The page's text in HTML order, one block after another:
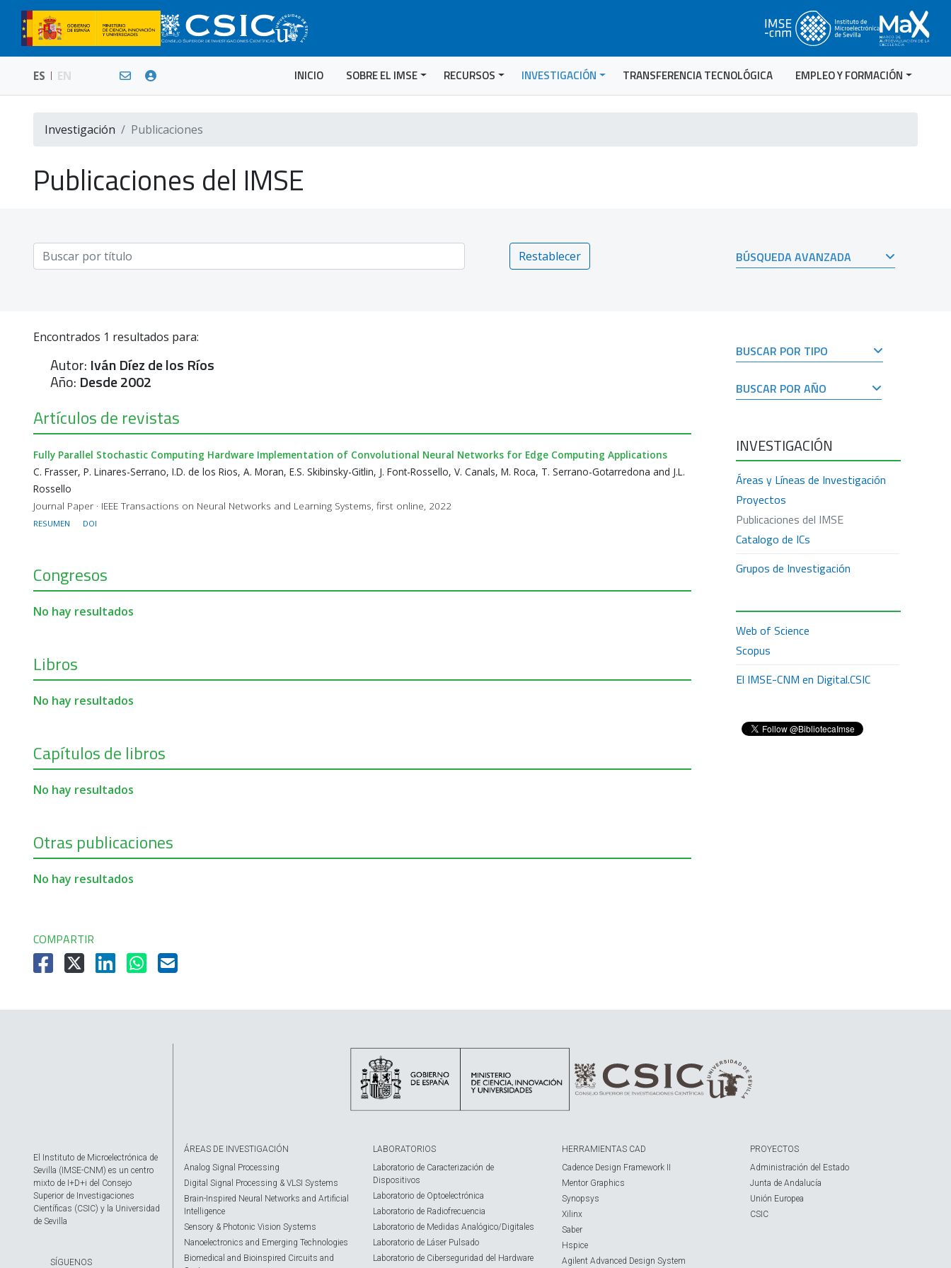
ES EN INICIO SOBRE EL IMSE RECURSOS INVESTIGACIÓN TRANSFERENCIA TECNOLÓGICA EMPLEO Y FORMACIÓN
Investigación Publicaciones
Publicaciones del IMSE
Restablecer BÚSQUEDA AVANZADA
Encontrados 1 resultados para:
Autor: Iván Díez de los Ríos
Año: Desde 2002
Artículos de revistas
Fully Parallel Stochastic Computing Hardware Implementation of Convolutional Neural Networks for Edge Computing Applications
C. Frasser, P. Linares-Serrano, I.D. de los Rios, A. Moran, E.S. Skibinsky-Gitlin, J. Font-Rossello, V. Canals, M. Roca, T. Serrano-Gotarredona and J.L.
Rossello
Journal Paper · IEEE Transactions on Neural Networks and Learning Systems, first online, 2022
RESUMEN DOI
Congresos
No hay resultados
Libros
No hay resultados
Capítulos de libros
No hay resultados
Otras publicaciones
No hay resultados
BUSCAR POR TIPO
BUSCAR POR AÑO
INVESTIGACIÓN
Áreas y Líneas de Investigación
Proyectos
Publicaciones del IMSE
Catalogo de ICs
Grupos de Investigación
Web of Science
Scopus
El IMSE-CNM en Digital.CSIC
COMPARTIR
El Instituto de Microelectrónica de
Sevilla (IMSE-CNM) es un centro
mixto de I+D+i del Consejo
Superior de Investigaciones
Científicas (CSIC) y la Universidad
de Sevilla
SÍGUENOS
ÁREAS DE INVESTIGACIÓN
Analog Signal Processing
Digital Signal Processing & VLSI Systems
Brain-Inspired Neural Networks and Artificial
Intelligence
Sensory & Photonic Vision Systems
Nanoelectronics and Emerging Technologies
Biomedical and Bioinspired Circuits and
LABORATORIOS
Laboratorio de Caracterización de
Dispositivos
Laboratorio de Optoelectrónica
Laboratorio de Radiofrecuencia
Laboratorio de Medidas Analógico/Digitales
Laboratorio de Láser Pulsado
Laboratorio de Ciberseguridad del Hardware
HERRAMIENTAS CAD
Cadence Design Framework II
Mentor Graphics
Synopsys
Xilinx
Saber
Hspice
Agilent Advanced Design System
PROYECTOS
Administración del Estado
Junta de Andalucía
Unión Europea
CSIC